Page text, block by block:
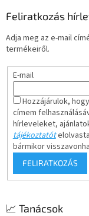
Feliratkozás
Adja meg az e-mail
termékeiről.
E-mail
Hozzájárulok,
címem
hírleveleket,
tájékoztatót
bármikor
FELIRATKOZÁS
📈 Tanácsok